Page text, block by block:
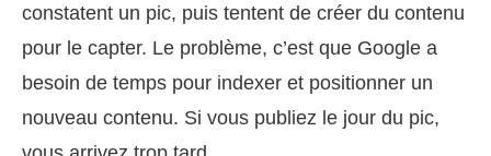
constatent un pic, puis tentent de créer du contenu
pour le capter. Le problème, c’est que Google a
besoin de temps pour indexer et positionner un
nouveau contenu. Si vous publiez le jour du pic,